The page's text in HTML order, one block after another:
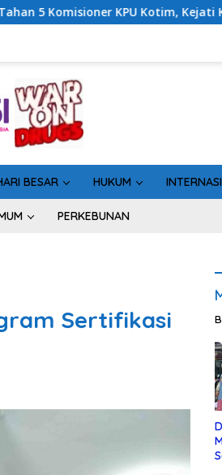
Kejati Kalteng Sinyalkan Ada
BESAR HUKUM
PERKEBUNAN
Sertifikasi